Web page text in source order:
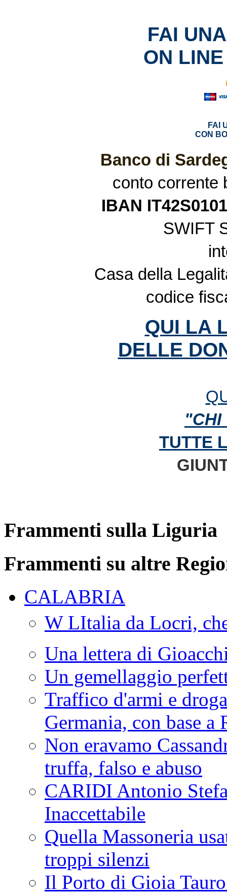
FAI
ON
FAI
CON
Banco di
conto corrente
IBAN
SWIFT
Casa della
codice
QUI LA
DELLE
"CHI
TUTTE
Frammenti sulla Liguria
Frammenti su altre
CALABRIA
W LItalia da Locri,
Una lettera di
Un gemellaggio
Traffico d'armi e
Germania, con base a
Non eravamo
truffa, falso e abuso
CARIDI Antonio
Inaccettabile
Quella Massoneria
troppi silenzi
Il Porto di Gioia